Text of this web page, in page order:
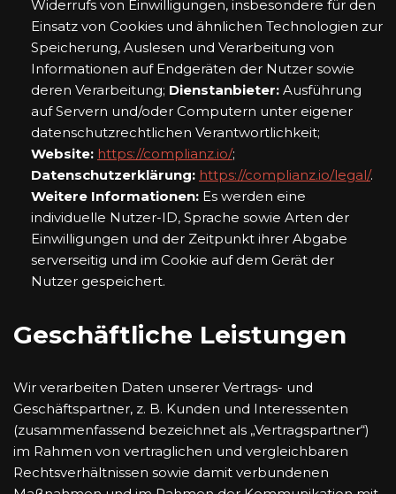
Widerrufs von Einwilligungen, insbesondere für den
Einsatz von Cookies und ähnlichen Technologien zur
Speicherung, Auslesen und Verarbeitung von
Informationen auf Endgeräten der Nutzer sowie
deren Verarbeitung; Dienstanbieter: Ausführung
auf Servern und/oder Computern unter eigener
datenschutzrechtlichen Verantwortlichkeit;
Website: https://complianz.io/;
Datenschutzerklärung: https://complianz.io/legal/.
Weitere Informationen: Es werden eine
individuelle Nutzer-ID, Sprache sowie Arten der
Einwilligungen und der Zeitpunkt ihrer Abgabe
serverseitig und im Cookie auf dem Gerät der
Nutzer gespeichert.
Geschäftliche Leistungen
Wir verarbeiten Daten unserer Vertrags- und
Geschäftspartner, z. B. Kunden und Interessenten
(zusammenfassend bezeichnet als „Vertragspartner“)
im Rahmen von vertraglichen und vergleichbaren
Rechtsverhältnissen sowie damit verbundenen